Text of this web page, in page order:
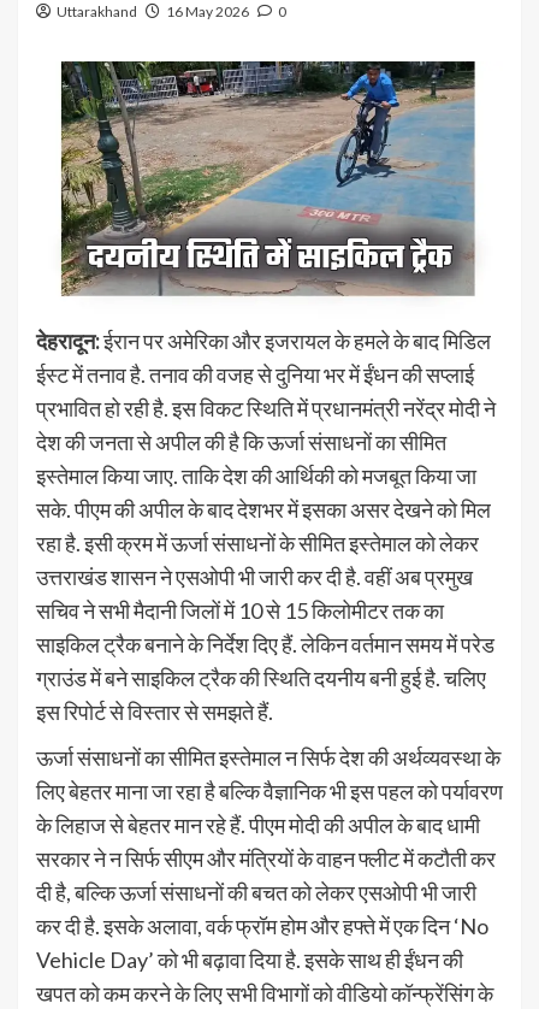
Uttarakhand 16 May 2026 0
देहरादून:ईरान पर अमेरिका और इजरायल के हमले के बाद मिडिल
ईस्ट में तनाव है.तनाव की वजह से दुनिया भर में ईंधन की सप्लाई
प्रभावित हो रही है. इस विकट स्थिति में प्रधानमंत्री नरेंद्र मोदी ने
देश की जनता से अपील की है कि ऊर्जा संसाधनों का सीमित
इस्तेमाल किया जाए. ताकि देश की आर्थिकी को मजबूत किया जा
सके. पीएम की अपील के बाद देशभर में इसका असर देखने को मिल
रहा है. इसी क्रम में ऊर्जा संसाधनों के सीमित इस्तेमाल को लेकर
उत्तराखंड शासन ने एसओपी भी जारी कर दी है. वहीं अब प्रमुख
सचिव ने सभी मैदानी जिलों में 10 से 15 किलोमीटर तक का
साइकिल ट्रैक बनाने के निर्देश दिए हैं. लेकिन वर्तमान समय में परेड
ग्राउंड में बने साइकिल ट्रैक की स्थिति दयनीय बनी हुई है. चलिए
इस रिपोर्ट से विस्तार से समझते हैं.
ऊर्जा संसाधनों का सीमित इस्तेमाल न सिर्फ देश की अर्थव्यवस्था के
लिए बेहतर माना जा रहा है बल्कि वैज्ञानिक भी इस पहल को पर्यावरण
के लिहाज से बेहतर मान रहे हैं. पीएम मोदी की अपील के बाद धामी
सरकार ने न सिर्फ सीएम और मंत्रियों के वाहन फ्लीट में कटौती कर
दी है, बल्कि ऊर्जा संसाधनों की बचत को लेकर एसओपी भी जारी
कर दी है. इसके अलावा, वर्क फ्रॉम होम और हफ्ते में एक दिन ‘No
Vehicle Day’ को भी बढ़ावा दिया है. इसके साथ ही ईंधन की
खपत को कम करने के लिए सभी विभागों को वीडियो कॉन्फ्रेंसिंग के